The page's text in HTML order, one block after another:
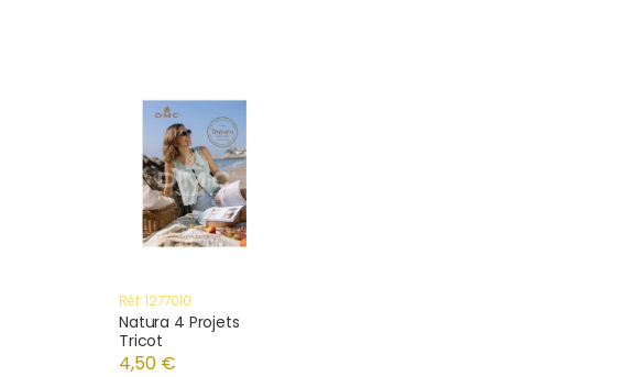
Réf: 1277010
Natura 4 Projets
Tricot
4,50 €